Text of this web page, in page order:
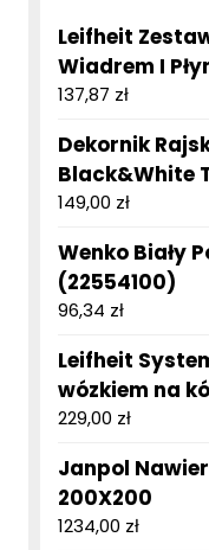
Leifheit
Wiadrem I
137,87 zł
Dekornik
Black&White
149,00 zł
Wenko Biały
(22554100)
96,34 zł
Leifheit
wózkiem na
229,00 zł
Janpol
200X200
1234,00 zł